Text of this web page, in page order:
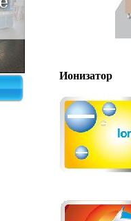
Ионизатор